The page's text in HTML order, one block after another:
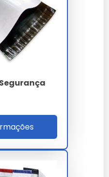
PE coex tri-camada
opaco
70 µm 3%
8% (bloqueio ótico)
Void 3 32 N/25mm +
NBR 14937 / LGPD /
PCI-DSS